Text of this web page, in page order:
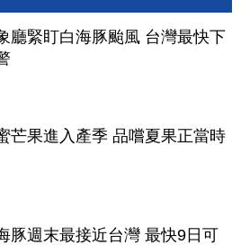
廳緊盯白海豚颱風 台灣最快下
芒果進入產季 品嚐夏果正當時
豚週末最接近台灣 最快9日可